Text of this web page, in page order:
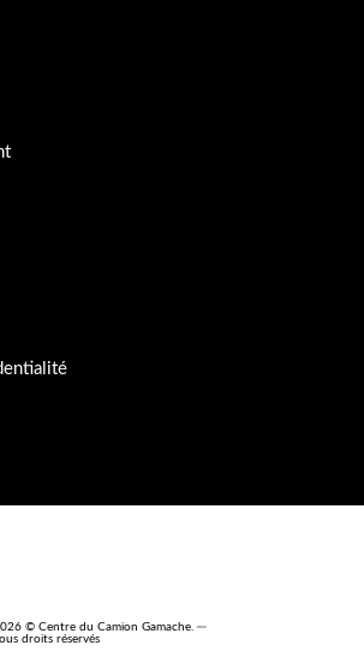
© Centre du Camion Gamache. ─
droits réservés